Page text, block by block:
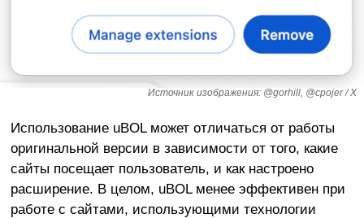
Источник изображения: @gorhill, @cpojer / X
Использование uBOL может отличаться от работы
оригинальной версии в зависимости от того, какие
сайты посещает пользователь, и как настроено
расширение. В целом, uBOL менее эффективен при
работе с сайтами, использующими технологии